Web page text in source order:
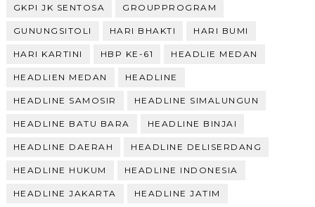
GKPI JK SENTOSA GROUPPROGRAM
GUNUNGSITOLI HARI BHAKTI HARI BUMI
HARI KARTINI HBP KE-61 HEADLIE MEDAN
HEADLIEN MEDAN HEADLINE
HEADLINE SAMOSIR HEADLINE SIMALUNGUN
HEADLINE BATU BARA HEADLINE BINJAI
HEADLINE DAERAH HEADLINE DELISERDANG
HEADLINE HUKUM HEADLINE INDONESIA
HEADLINE JAKARTA HEADLINE JATIM